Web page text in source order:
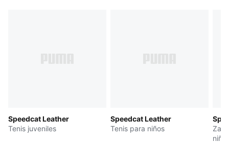
Speedcat Leather
Tenis juveniles
Speedcat Leather
Tenis para niños